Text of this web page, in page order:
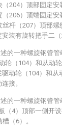
（204）顶部固定安
（206）顶端固定
丝杆（207）顶部螺
安装有旋转把手二（
的一种螺旋钢管
轮（104）和从动
动轮（104）和从
接。
的一种螺旋钢管
（4）顶部一侧开
（6）。